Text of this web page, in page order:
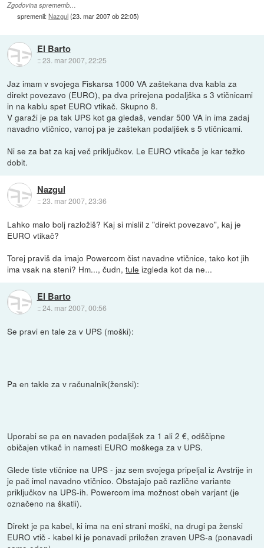
Zgodovina sprememb…
spremenil:Nazgul(23. mar 2007 ob 22:05)
El Barto
::23. mar 2007, 22:25
Jaz imam v svojega Fiskarsa 1000 VA zaštekana dva kabla za
direkt povezavo (EURO), pa dva prirejena podaljška s 3 vtičnicami
in na kablu spet EURO vtikač. Skupno 8.
V garaži je pa tak UPS kot ga gledaš, vendar 500 VA in ima zadaj
navadno vtičnico, vanoj pa je zaštekan podaljšek s 5 vtičnicami.
Ni se za bat za kaj več priključkov. Le EURO vtikače je kar težko
dobit.
Nazgul
::23. mar 2007, 23:36
Lahko malo bolj razložiš? Kaj si mislil z "direkt povezavo", kaj je
EURO vtikač?
Torej praviš da imajo Powercom čist navadne vtičnice, tako kot jih
ima vsak na steni? Hm..., čudn,tule izgleda kot da ne...
El Barto
::24. mar 2007, 00:56
Se pravi en tale za v UPS (moški):
Pa en takle za v računalnik(ženski):
Uporabi se pa en navaden podaljšek za 1 ali 2 €, odščipne
običajen vtikač in namesti EURO moškega za v UPS.
Glede tiste vtičnice na UPS - jaz sem svojega pripeljal iz Avstrije in
je pač imel navadno vtičnico. Obstajajo pač različne variante
priključkov na UPS-ih. Powercom ima možnost obeh varjant (je
označeno na škatli).
Direkt je pa kabel, ki ima na eni strani moški, na drugi pa ženski
EURO vtič - kabel ki je ponavadi priložen zraven UPS-a (ponavadi